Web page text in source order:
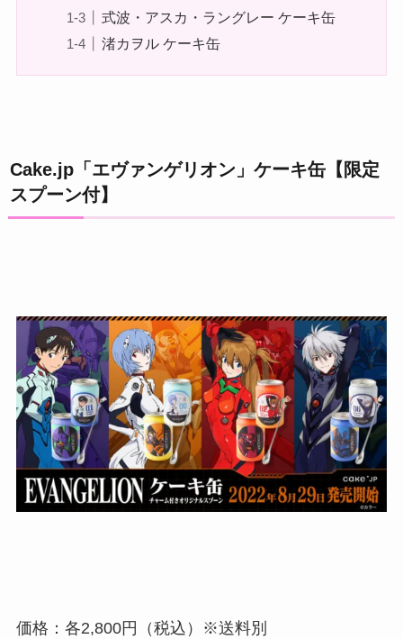
式波・アスカ・ラングレー ケーキ缶
渚カヲル ケーキ缶
Cake.jp「エヴァンゲリオン」ケーキ缶【限定
スプーン付】
価格：各2,800円（税込）※送料別